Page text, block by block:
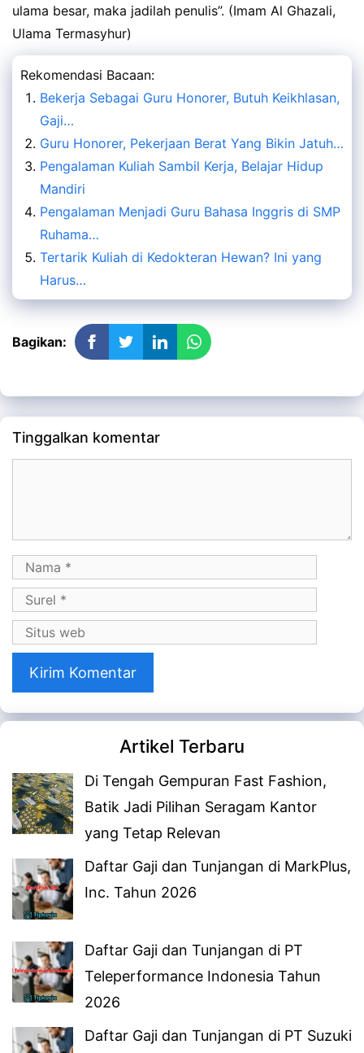
ulama besar, maka jadilah penulis”. (Imam Al Ghazali,
Ulama Termasyhur)
Rekomendasi Bacaan:
Bekerja Sebagai Guru Honorer, Butuh Keikhlasan,
Gaji…
Guru Honorer, Pekerjaan Berat Yang Bikin Jatuh…
Pengalaman Kuliah Sambil Kerja, Belajar Hidup
Mandiri
Pengalaman Menjadi Guru Bahasa Inggris di SMP
Ruhama…
Tertarik Kuliah di Kedokteran Hewan? Ini yang
Harus…
Bagikan:
Tinggalkan komentar
Nama
Surel
Situs
web
Artikel Terbaru
Di Tengah Gempuran Fast Fashion,
Batik Jadi Pilihan Seragam Kantor
yang Tetap Relevan
Daftar Gaji dan Tunjangan di MarkPlus,
Inc. Tahun 2026
Daftar Gaji dan Tunjangan di PT
Teleperformance Indonesia Tahun
2026
Daftar Gaji dan Tunjangan di PT Suzuki